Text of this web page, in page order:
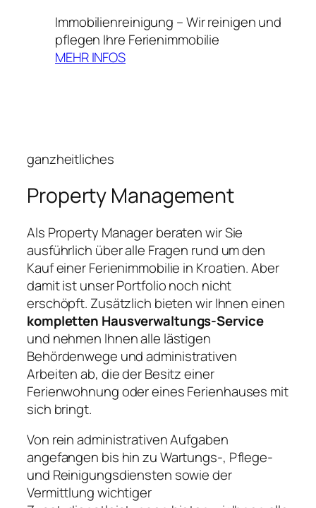
Immobilienreinigung – Wir reinigen und
pflegen Ihre Ferienimmobilie
MEHR INFOS
ganzheitliches
Property Management
Als Property Manager beraten wir Sie
ausführlich über alle Fragen rund um den
Kauf einer Ferienimmobilie in Kroatien. Aber
damit ist unser Portfolio noch nicht
erschöpft. Zusätzlich bieten wir Ihnen einen
kompletten Hausverwaltungs-Service
und nehmen Ihnen alle lästigen
Behördenwege und administrativen
Arbeiten ab, die der Besitz einer
Ferienwohnung oder eines Ferienhauses mit
sich bringt.
Von rein administrativen Aufgaben
angefangen bis hin zu Wartungs-, Pflege-
und Reinigungsdiensten sowie der
Vermittlung wichtiger